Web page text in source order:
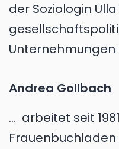
der Soziologin
Andrea Gollbach
... arbeitet seit
Frauenbuchladen